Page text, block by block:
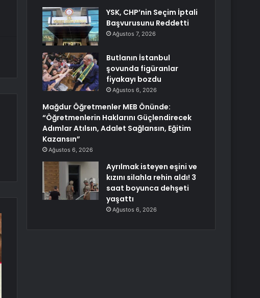
YSK, CHP’nin Seçim İptali
Başvurusunu Reddetti
Ağustos 7, 2026
Butlanın İstanbul
şovunda figüranlar
fiyakayı bozdu
Ağustos 6, 2026
Mağdur Öğretmenler MEB Önünde:
“Öğretmenlerin Haklarını Güçlendirecek
Adımlar Atılsın, Adalet Sağlansın, Eğitim
Kazansın”
Ağustos 6, 2026
Ayrılmak isteyen eşini ve
kızını silahla rehin aldı! 3
saat boyunca dehşeti
yaşattı
Ağustos 6, 2026